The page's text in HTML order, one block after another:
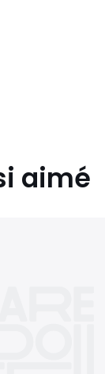
aimé